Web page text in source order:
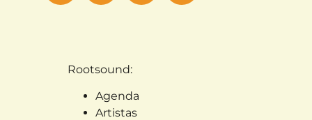
Rootsound:
Agenda
Artistas